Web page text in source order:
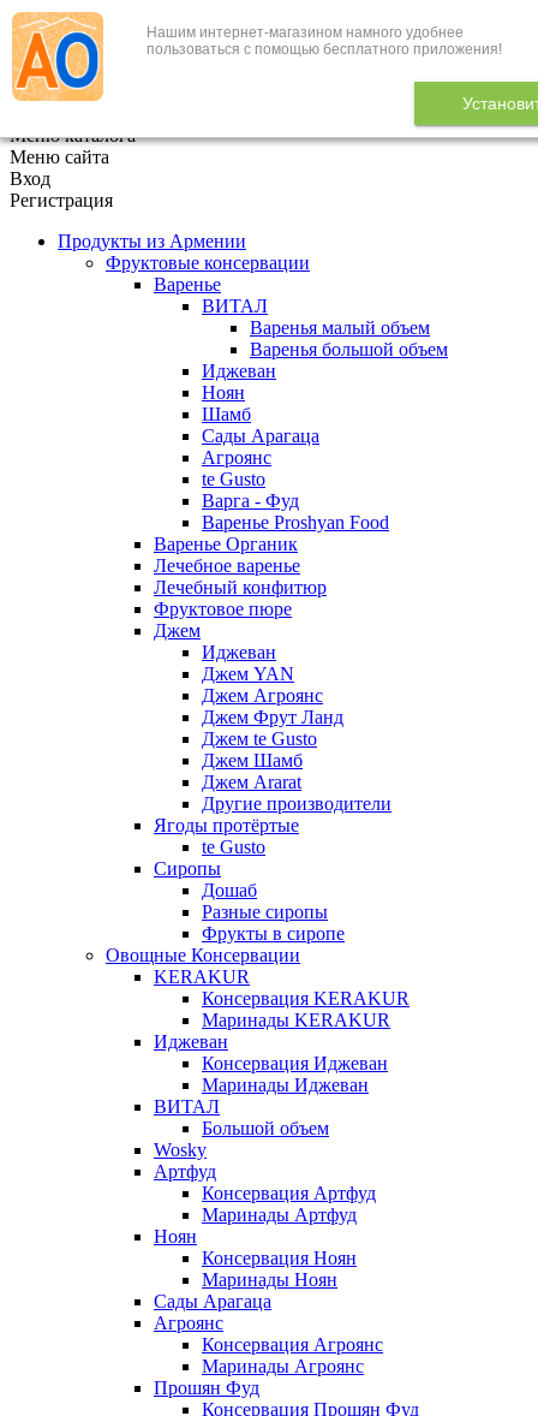
Нашим интернет-магазином намного удобнее
пользоваться с помощью бесплатного приложения!
+7 (495) 646-888-1
В корзине 0
Меню каталога
Меню сайта
Вход
Регистрация
Продукты из Армении
Фруктовые консервации
Варенье
ВИТАЛ
Варенья малый объем
Варенья большой объем
Иджеван
Ноян
Шамб
Сады Арагаца
Агроянс
te Gusto
Варга - Фуд
Варенье Proshyan Food
Варенье Органик
Лечебное варенье
Лечебный конфитюр
Фруктовое пюре
Джем
Иджеван
Джем YAN
Джем Агроянс
Джем Фрут Ланд
Джем te Gusto
Джем Шамб
Джем Ararat
Другие производители
Ягоды протёртые
te Gusto
Сиропы
Дошаб
Разные сиропы
Фрукты в сиропе
Овощные Консервации
KERAKUR
Консервация KERAKUR
Маринады KERAKUR
Иджеван
Консервация Иджеван
Маринады Иджеван
ВИТАЛ
Большой объем
Wosky
Артфуд
Консервация Артфуд
Маринады Артфуд
Ноян
Консервация Ноян
Маринады Ноян
Сады Арагаца
Агроянс
Консервация Агроянс
Маринады Агроянс
Прошян Фуд
Консервация Прошян Фуд